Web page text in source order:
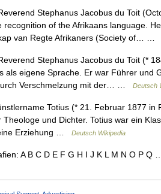
Stephanus Jacobus du Toit
of the Afrikaans language.
van Regte Afrikaners (Society of… …
Stephanus Jacobus du Toit (*
als eigene Sprache. Er war Führer und
Verschmelzung mit der… …
Deutsch
Totius (* 21. Februar 1877 in
und Dichter. Totius war ein
Erziehung …
Deutsch Wikipedia
A B C D E F G H I J K L M N O P Q